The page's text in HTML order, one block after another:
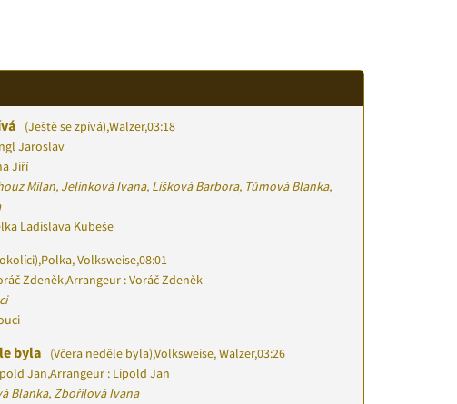
(Ještě se zpívá),Walzer,03:18
Jaroslav
Jiří
Milan, Jelínková Ivana, Lišková Barbora, Tůmová Blanka,
Ladislava Kubeše
,Polka, Volksweise,08:01
Zdeněk,Arrangeur : Voráč Zdeněk
byla (Včera neděle byla),Volksweise, Walzer,03:26
Jan,Arrangeur : Lipold Jan
Blanka, Zbořilová Ivana